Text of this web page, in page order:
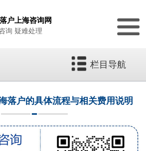
户上海咨询网
询 疑难处理
栏目导航
落户的具体流程与相关费用说明